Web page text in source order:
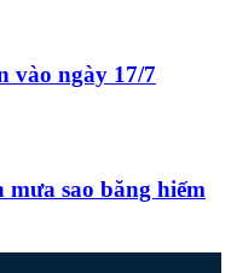
vào ngày 17/7
sao băng hiếm